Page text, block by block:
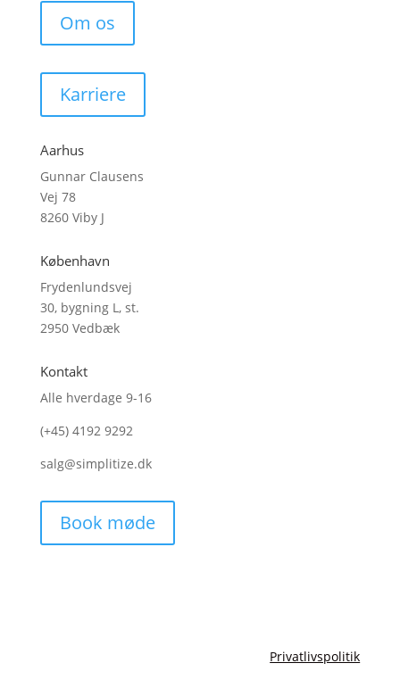
Om os
Karriere
Aarhus
Gunnar Clausens
Vej 78
8260 Viby J
København
Frydenlundsvej
30, bygning L, st.
2950 Vedbæk
Kontakt
Alle hverdage 9-16
(+45) 4192 9292
salg@simplitize.dk
Book møde
Privatlivspolitik